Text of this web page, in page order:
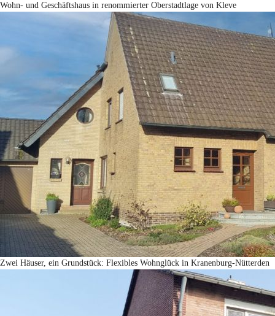
Wohn- und Geschäftshaus in renommierter Oberstadtlage von Kleve
Zwei Häuser, ein Grundstück: Flexibles Wohnglück in Kranenburg-Nütterden